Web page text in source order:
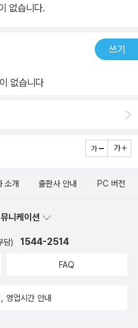
보인대요. 서로를 생각하느라 밤
속설을 재치 있게 버무려 전통 혼
꾸
요. 공부방에는 문자도랑 책거리
야기, 재미난 옛날이야기, 아름다
요! 서울특별시교육청도서관·평생
아버지의 굳건한 믿음이 갖는 힘
대하는 옛 선비들의 마음가짐과
수 있습니다. 문화체육관광부 우
는 세상에 둘도 없는 단짝이에
없습니다.
쓰기
없습니다
소개 출판사 안내 PC 버전
니케이션
담) 1544-2514
FAQ
영업시간 안내